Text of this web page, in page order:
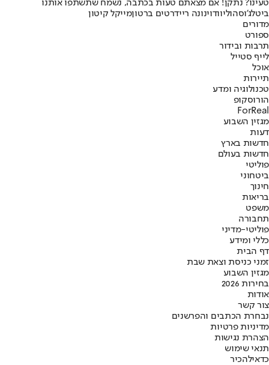
טעינו? נתקן! אם מצאתם טעות בכתבה, נשמח שתשתפו אותנו
ביטלג'וסהוליוודוינונה ריידרטים ברטוןמייקל קיטון
מדורים
ספורט
תרבות ובידור
לייף סטייל
אוכל
תיירות
טכנולוגיה ומדע
הורוסקופ
ForReal
מגזין השבוע
דעות
חדשות בארץ
חדשות בעולם
פוליטי
ביטחוני
חינוך
בריאות
משפט
תחבורה
פוליטי-מדיני
כללי ומידע
דף הבית
זמני כניסת וצאת שבת
מגזין השבוע
בחירות 2026
אודות
צור קשר
נבחרת הכתבים והפרשנים
מדיניות פרטיות
הצהרת נגישות
תנאי שימוש
כדאילהכיר